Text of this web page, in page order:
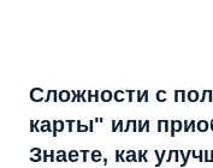
Сложности с
карты" или
Знаете, как